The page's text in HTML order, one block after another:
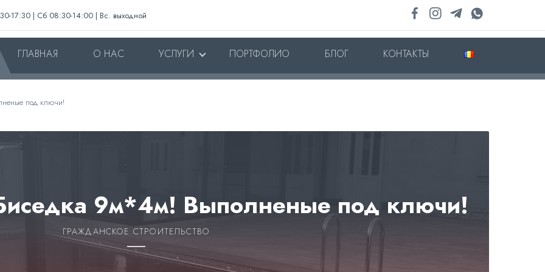
17:30 | Сб 08:30-14:00 | Вс. выходной
ГЛАВНАЯ О НАС УСЛУГИ ПОРТФОЛИО БЛОГ КОНТАКТЫ
под ключи!
9м*4м! Выполненые под ключи!
ГРАЖДАНСКОЕ СТРОИТЕЛЬСТВО